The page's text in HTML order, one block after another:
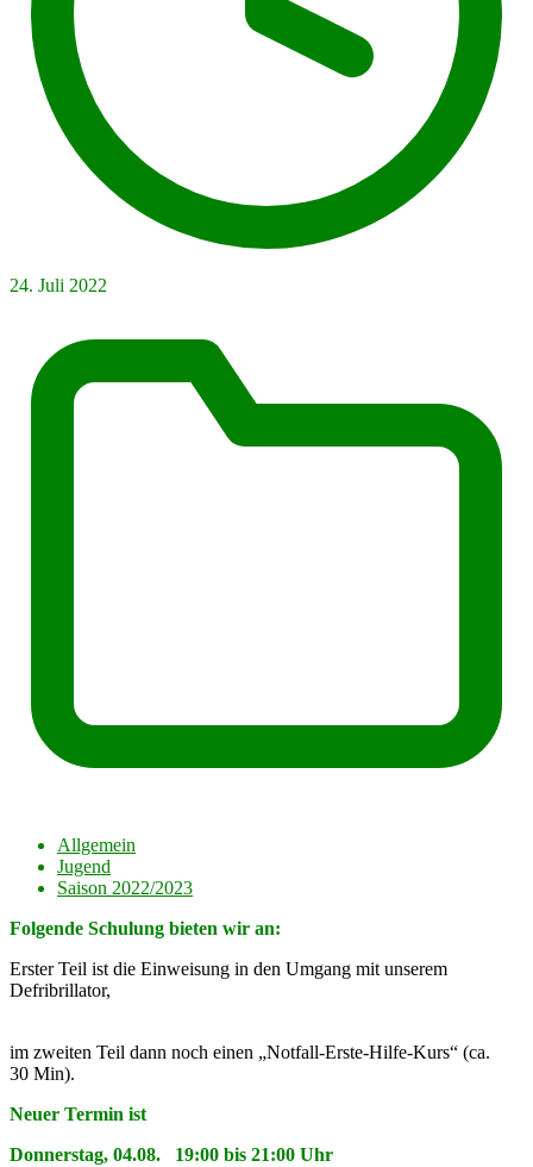
24. Juli 2022
Allgemein
Jugend
Saison 2022/2023
Folgende Schulung bieten wir an:
Erster Teil ist die Einweisung in den Umgang mit unserem
Defribrillator,
im zweiten Teil dann noch einen „Notfall-Erste-Hilfe-Kurs“ (ca.
30 Min).
Neuer Termin ist
Donnerstag, 04.08. 19:00 bis 21:00 Uhr